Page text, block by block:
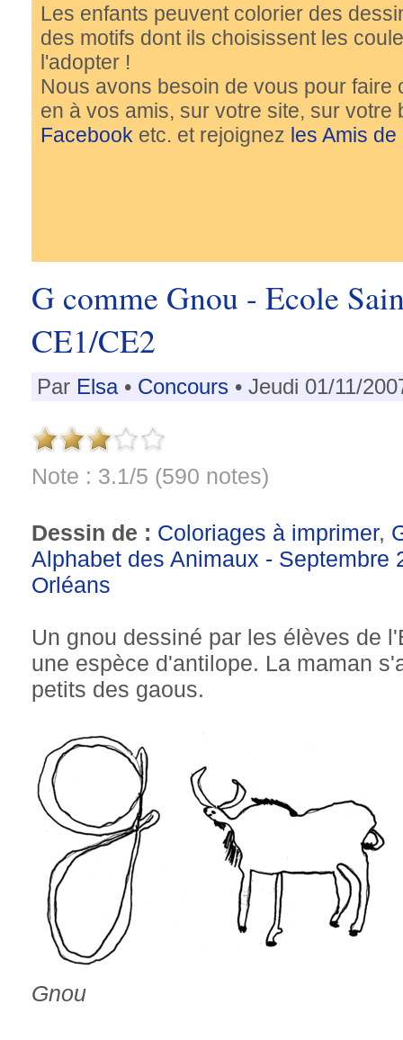
Les enfants peuvent colorier des
des motifs dont ils choisissent les
l'adopter !
Nous avons besoin de vous pour
en à vos amis, sur votre site, sur
Facebook etc. et rejoignez les Amis
G comme Gnou - Ecole
CE1/CE2
Par Elsa• Concours • Jeudi 01/11/
Note : 3.1/5 (590 notes)
Dessin de : Coloriages à imprimer,
Alphabet des Animaux - Septembre
Orléans
Un gnou dessiné par les élèves de
une espèce d'antilope. La maman
petits des gaous.
Gnou